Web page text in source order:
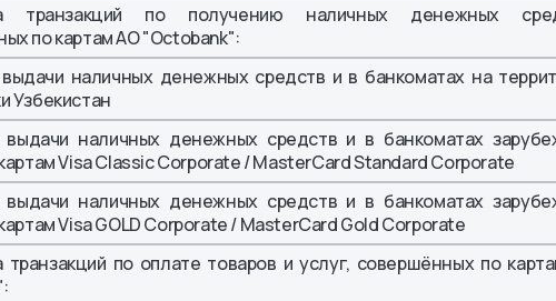
транзакций по получению наличных денежных
по картам АО "Octobank":
наличных денежных средств и в банкоматах на
Узбекистан
выдачи наличных денежных средств и в банкоматах
Visa Classic Corporate / MasterCard Standard Corporate
выдачи наличных денежных средств и в банкоматах
Visa GOLD Corporate / MasterCard Gold Corporate
транзакций по оплате товаров и услуг, совершённых по